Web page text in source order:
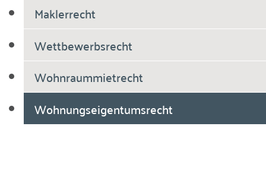
Maklerrecht
Wettbewerbsrecht
Wohnraummietrecht
Wohnungseigentumsrecht